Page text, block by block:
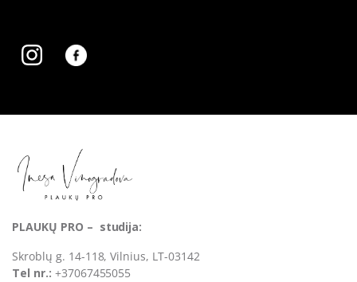
PLAUKŲ PRO – studija:
Skroblų g. 14-118, Vilnius, LT-03142
Tel nr.: +37067455055